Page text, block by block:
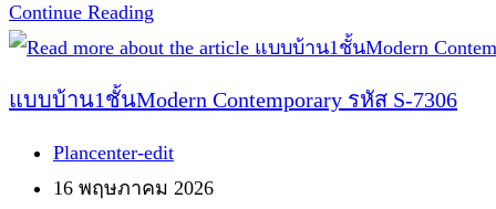
Continue Reading
บ้าน1ชั้น
Modern
Cottage
รหัส
แบบบ้าน1ชั้นModern Contemporary รหัส S-7306
Post
author:
Plancenter-edit
Post
16 พฤษภาคม 2026